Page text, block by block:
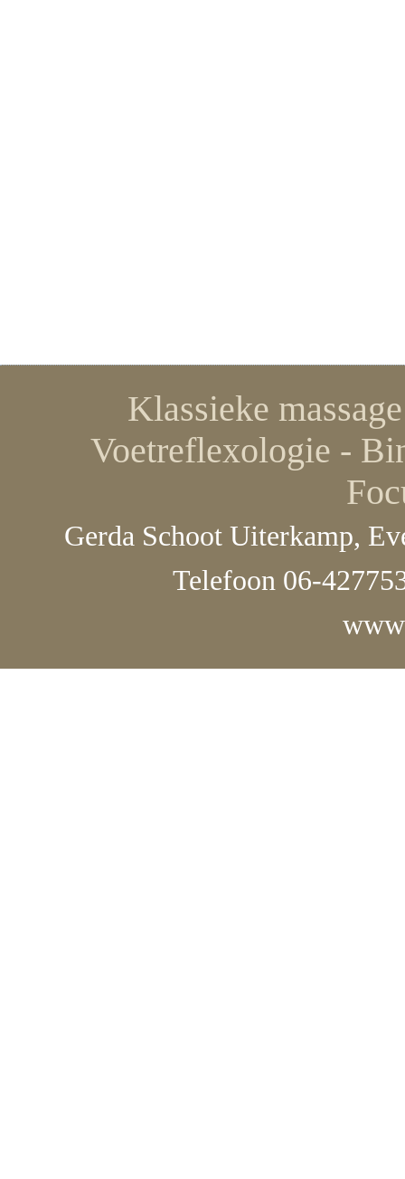
Klassieke
Voetreflexologie -
Gerda Schoot Uiterkamp,
Telefoon 06-